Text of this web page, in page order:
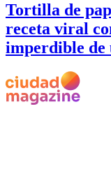
Tortilla de
receta viral
imperdible de